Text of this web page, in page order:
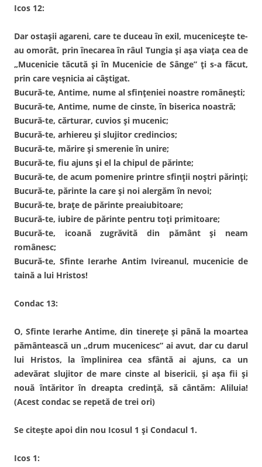
Icos 12:
Dar ostașii agareni, care te duceau în exil, mucenicește te-
au omorât, prin înecarea în râul Tungia și așa viața cea de
„Mucenicie tăcută și în Mucenicie de Sânge” ți s-a făcut,
prin care veșnicia ai câștigat.
Bucură-te, Antime, nume al sfințeniei noastre românești;
Bucură-te, Antime, nume de cinste, în biserica noastră;
Bucură-te, cărturar, cuvios și mucenic;
Bucură-te, arhiereu și slujitor credincios;
Bucură-te, mărire și smerenie în unire;
Bucură-te, fiu ajuns și el la chipul de părinte;
Bucură-te, de acum pomenire printre sfinții noștri părinți;
Bucură-te, părinte la care și noi alergăm în nevoi;
Bucură-te, brațe de părinte preaiubitoare;
Bucură-te, iubire de părinte pentru toți primitoare;
Bucură-te, icoană zugrăvită din pământ și neam
românesc;
Bucură-te, Sfinte Ierarhe Antim Ivireanul, mucenicie de
taină a lui Hristos!
Condac 13:
O, Sfinte Ierarhe Antime, din tinerețe și până la moartea
pământească un „drum mucenicesc” ai avut, dar cu darul
lui Hristos, la împlinirea cea sfântă ai ajuns, ca un
adevărat slujitor de mare cinste al bisericii, și așa fii și
nouă întăritor în dreapta credință, să cântăm: Aliluia!
(Acest condac se repetă de trei ori)
Se citește apoi din nou Icosul 1 și Condacul 1.
Icos 1: